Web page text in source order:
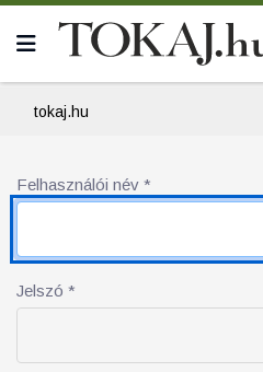
tokaj.hu
Felhasználói név *
Jelszó *